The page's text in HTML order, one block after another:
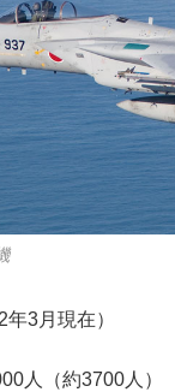
年3月現在）
人（約3700人）